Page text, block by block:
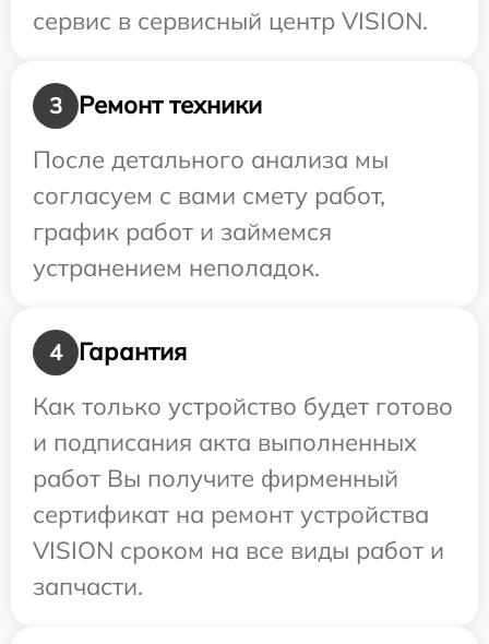
сервис в сервисный центр VISION.
3
Ремонт техники
После детального анализа мы
согласуем с вами смету работ,
график работ и займемся
устранением неполадок.
4
Гарантия
Как только устройство будет готово
и подписания акта выполненных
работ Вы получите фирменный
сертификат на ремонт устройства
VISION сроком на все виды работ и
запчасти.